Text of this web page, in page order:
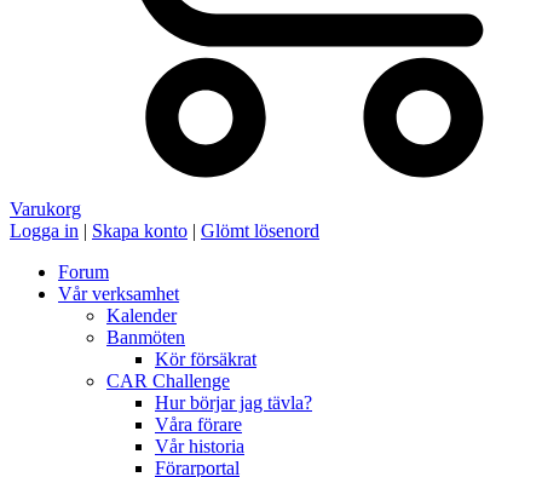
Varukorg
Logga in | Skapa konto | Glömt lösenord
Forum
Vår verksamhet
Kalender
Banmöten
Kör försäkrat
CAR Challenge
Hur börjar jag tävla?
Våra förare
Vår historia
Förarportal